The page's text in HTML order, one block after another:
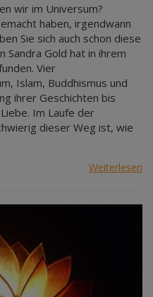
wir im Universum?
haben, irgendwann
Sie sich auch schon diese
Sandra Gold hat in ihrem
Vier
Islam, Buddhismus und
ihrer Geschichten bis
Im Laufe der
dieser Weg ist, wie
Weiterlesen